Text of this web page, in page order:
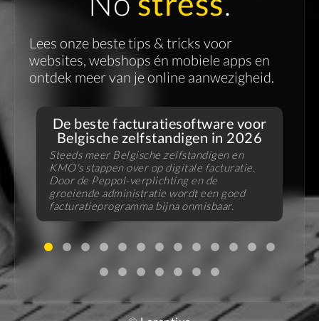
Lees onze beste tips & tricks voor
websites, webshops én mobiele apps en
ontdek meer van je online aanwezigheid.
De beste facturatiesoftware voor
Belgische zelfstandigen in 2026
Steeds meer Belgische zelfstandigen en
KMO's stappen over op digitale facturatie.
Door de Peppol-verplichting en de
groeiende administratie wordt een goed
facturatieprogramma bijna onmisbaar.